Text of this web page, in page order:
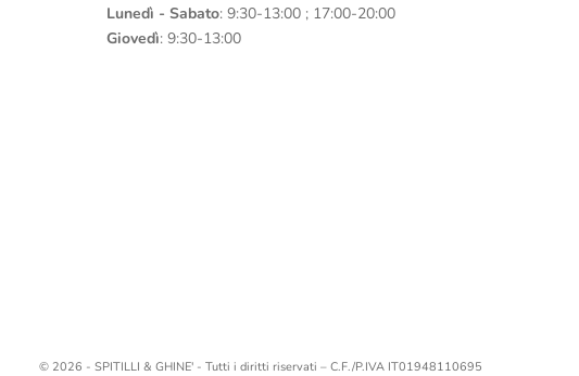
Lunedì - Sabato: 9:30-13:00 ; 17:00-20:00
Giovedì: 9:30-13:00
© 2026 - SPITILLI & GHINE' - Tutti i diritti riservati – C.F./P.IVA IT01948110695